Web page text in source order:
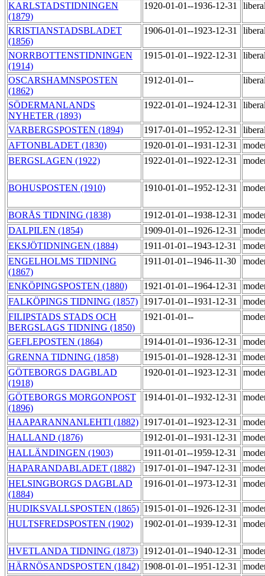
KARLSTADSTIDNINGEN
(1879)
1920-01-01--1936-12-31
KRISTIANSTADSBLADET
(1856)
1906-01-01--1923-12-31
NORRBOTTENSTIDNINGEN
(1914)
1915-01-01--1922-12-31
OSCARSHAMNSPOSTEN
(1862)
1912-01-01--
SÖDERMANLANDS
NYHETER (1893)
1922-01-01--1924-12-31
VARBERGSPOSTEN (1894) 1917-01-01--1952-12-31
AFTONBLADET (1830)
1920-01-01--1931-12-31
BERGSLAGEN (1922)
1922-01-01--1922-12-31
BOHUSPOSTEN (1910) 1910-01-01--1952-12-31
BORÅS TIDNING (1838) 1912-01-01--1938-12-31
DALPILEN (1854)
1909-01-01--1926-12-31
EKSJÖTIDNINGEN (1884)
1911-01-01--1943-12-31
ENGELHOLMS TIDNING
(1867)
1911-01-01--1946-11-30
ENKÖPINGSPOSTEN (1880) 1921-01-01--1964-12-31
FALKÖPINGS TIDNING (1857)
1917-01-01--1931-12-31
FILIPSTADS STADS OCH
BERGSLAGS TIDNING (1850)
1921-01-01--
GEFLEPOSTEN (1864) 1914-01-01--1936-12-31
GRENNA TIDNING (1858)
1915-01-01--1928-12-31
GÖTEBORGS DAGBLAD
(1918)
1920-01-01--1923-12-31
GÖTEBORGS MORGONPOST
(1896)
1914-01-01--1932-12-31
HAAPARANNANLEHTI (1882) 1917-01-01--1923-12-31
HALLAND (1876)
1912-01-01--1931-12-31
HALLÄNDINGEN (1903)
1911-01-01--1959-12-31
HAPARANDABLADET (1882)
1917-01-01--1947-12-31
HELSINGBORGS DAGBLAD
(1884)
1916-01-01--1973-12-31
HUDIKSVALLSPOSTEN (1865) 1915-01-01--1926-12-31
HULTSFREDSPOSTEN (1902)
1902-01-01--1939-12-31
HVETLANDA TIDNING (1873) 1912-01-01--1940-12-31
HÄRNÖSANDSPOSTEN (1842) 1908-01-01--1951-12-31